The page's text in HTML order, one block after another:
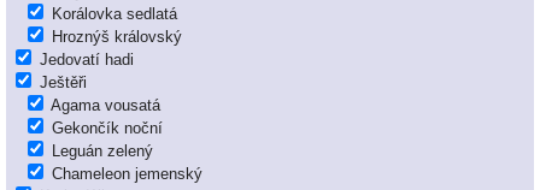
Korálovka sedlatá
Hroznýš královský
Jedovatí hadi
Ještěři
Agama vousatá
Gekončík noční
Leguán zelený
Chameleon jemenský